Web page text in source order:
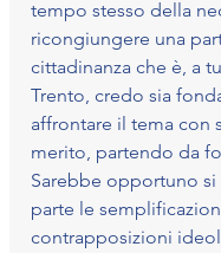
tempo stesso della
ricongiungere una
cittadinanza che è, a
Trento, credo sia
affrontare il tema con
merito, partendo da
Sarebbe opportuno si
parte le
contrapposizioni